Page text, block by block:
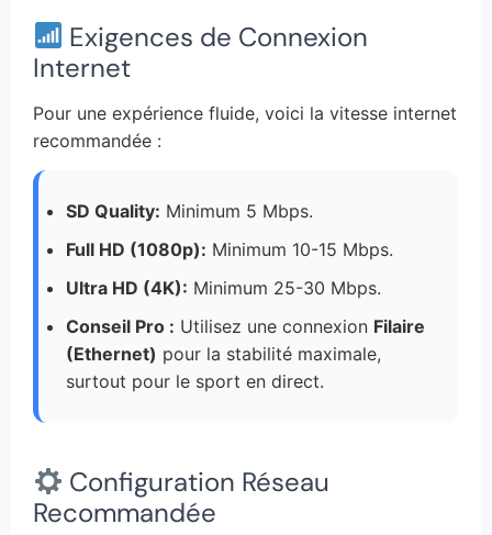
Exigences de Connexion
Internet
Pour une expérience fluide, voici la vitesse internet
recommandée :
SD Quality: Minimum 5 Mbps.
Full HD (1080p): Minimum 10-15 Mbps.
Ultra HD (4K): Minimum 25-30 Mbps.
Conseil Pro : Utilisez une connexion Filaire
(Ethernet) pour la stabilité maximale,
surtout pour le sport en direct.
Configuration Réseau
Recommandée